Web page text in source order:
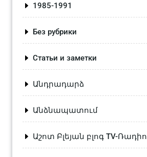
1985-1991
Без рубрики
Статьи и заметки
Անդրադարձ
Անձնապատում
Աշոտ Բլեյան բլոգ TV-Ռադիո